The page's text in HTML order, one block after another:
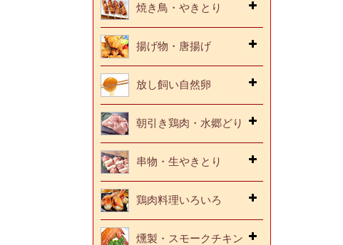
焼き鳥・やきとり
揚げ物・唐揚げ
放し飼い自然卵
朝引き鶏肉・水郷どり
串物・生やきとり
鶏肉料理いろいろ
燻製・スモークチキン